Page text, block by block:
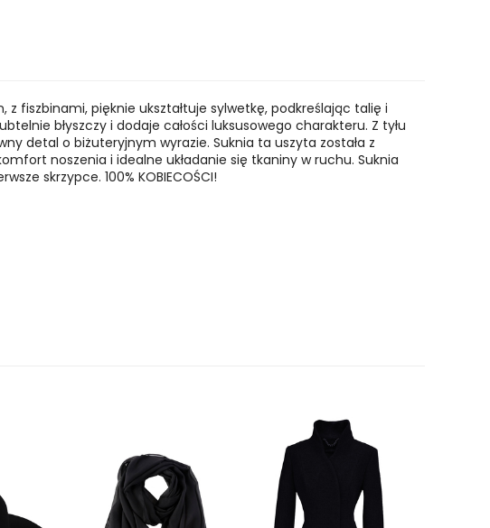
fiszbinami, pięknie ukształtuje sylwetkę, podkreślając talię i
błyszczy i dodaje całości luksusowego charakteru. Z tyłu
detal o biżuteryjnym wyrazie. Suknia ta uszyta została z
noszenia i idealne układanie się tkaniny w ruchu. Suknia
skrzypce. 100% KOBIECOŚCI!